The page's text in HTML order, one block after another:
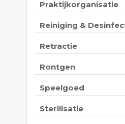
Praktijkorganisatie
Reiniging &
Retractie
Rontgen
Speelgoed
Sterilisatie